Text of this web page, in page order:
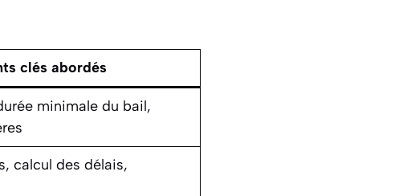
clés abordés
minimale du bail,
calcul des délais,